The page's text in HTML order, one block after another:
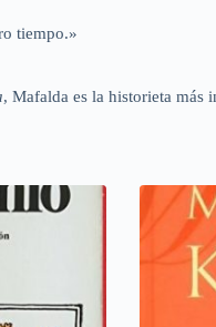
tiempo.»
, Mafalda es la historieta más